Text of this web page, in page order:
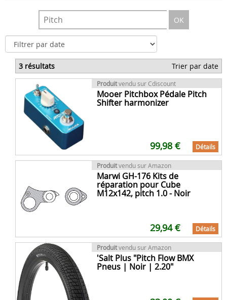
OK
3 résultats Trier par date
Produitvendu sur Cdiscount
Mooer Pitchbox Pédale Pitch
Shifter harmonizer
99,98 € Détails
Produitvendu sur Amazon
Marwi GH-176 Kits de
réparation pour Cube
M12x142, pitch 1.0 - Noir
29,94 € Détails
Produitvendu sur Amazon
'Salt Plus "Pitch Flow BMX
Pneus | Noir | 2.20"